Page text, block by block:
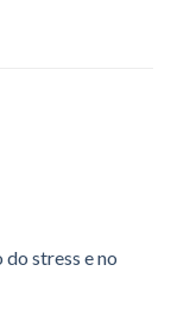
stress e no